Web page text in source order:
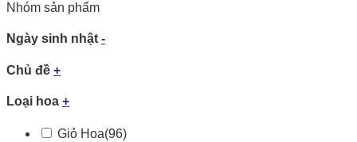
Nhóm sản phẩm
Ngày sinh nhật -
Chủ đề +
Loại hoa +
Giỏ Hoa(96)